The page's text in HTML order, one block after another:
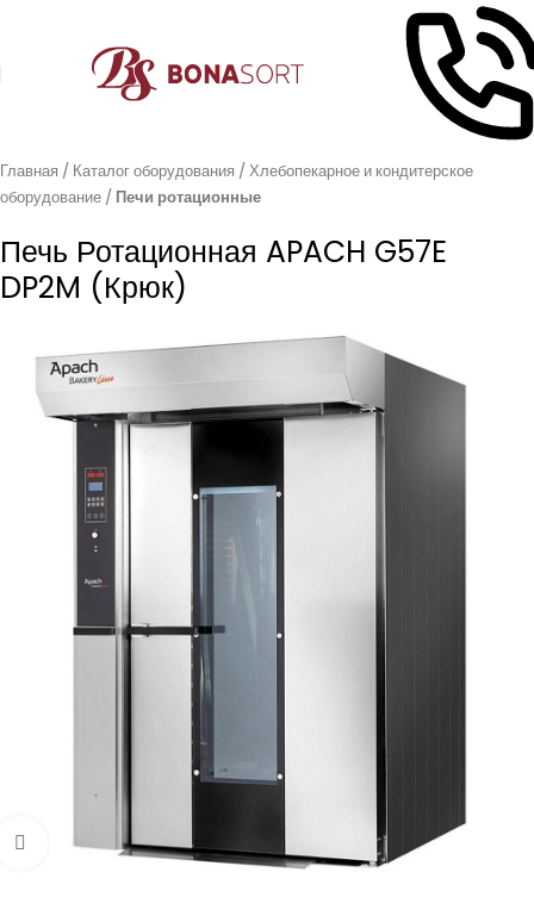
Главная Каталог оборудования
Хлебопекарное и кондитерское
оборудование
Печи ротационные
Печь Ротационная APACH G57E
DP2M (крюк)
Увеличить